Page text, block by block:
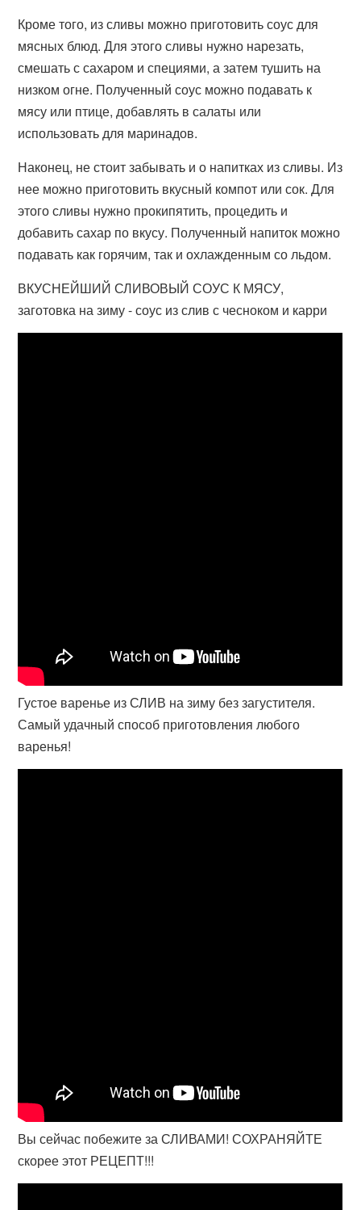
Кроме того, из сливы можно приготовить соус для
мясных блюд. Для этого сливы нужно нарезать,
смешать с сахаром и специями, а затем тушить на
низком огне. Полученный соус можно подавать к
мясу или птице, добавлять в салаты или
использовать для маринадов.
Наконец, не стоит забывать и о напитках из сливы. Из
нее можно приготовить вкусный компот или сок. Для
этого сливы нужно прокипятить, процедить и
добавить сахар по вкусу. Полученный напиток можно
подавать как горячим, так и охлажденным со льдом.
ВКУСНЕЙШИЙ СЛИВОВЫЙ СОУС К МЯСУ,
заготовка на зиму - соус из слив с чесноком и карри
Густое варенье из СЛИВ на зиму без загустителя.
Самый удачный способ приготовления любого
варенья!
Вы сейчас побежите за СЛИВАМИ! СОХРАНЯЙТЕ
скорее этот РЕЦЕПТ!!!